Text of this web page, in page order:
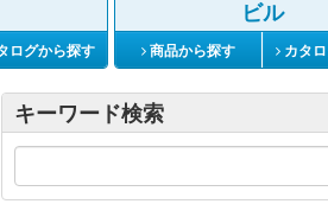
ログから探す
ビル
商品から探す カタロ
キーワード検索